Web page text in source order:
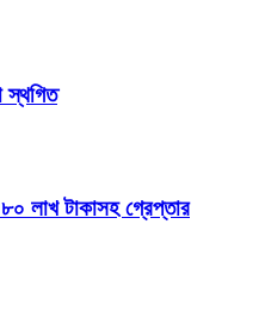
স্থগিত
লাখ টাকাসহ গ্রেপ্তার